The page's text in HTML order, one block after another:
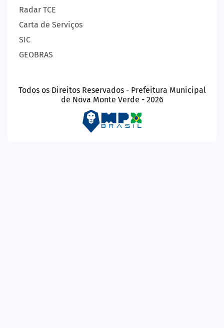
Radar TCE
Carta de Serviços
SIC
GEOBRAS
Todos os Direitos Reservados - Prefeitura Municipal
de Nova Monte Verde - 2026